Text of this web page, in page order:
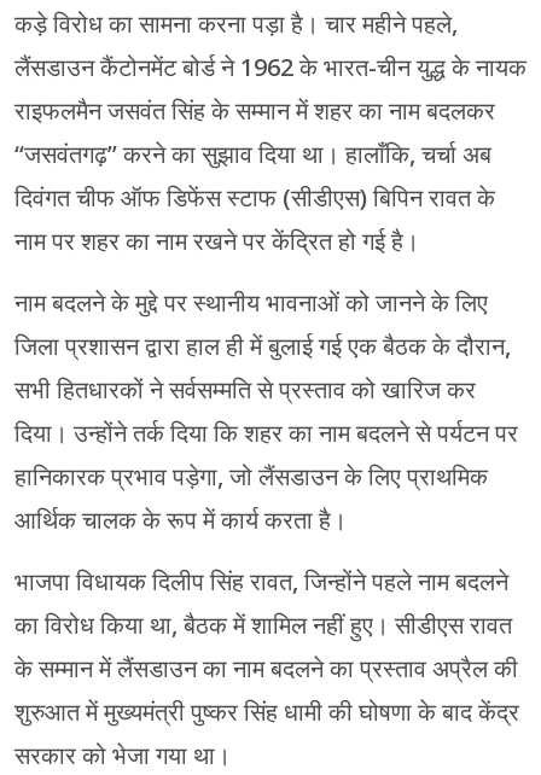
कड़े विरोध का सामना करना पड़ा है। चार महीने पहले,
लैंसडाउन कैंटोनमेंट बोर्ड ने 1962 के भारत-चीन युद्ध के नायक
राइफलमैन जसवंत सिंह के सम्मान में शहर का नाम बदलकर
“जसवंतगढ़” करने का सुझाव दिया था। हालाँकि, चर्चा अब
दिवंगत चीफ ऑफ डिफेंस स्टाफ (सीडीएस) बिपिन रावत के
नाम पर शहर का नाम रखने पर केंद्रित हो गई है।
नाम बदलने के मुद्दे पर स्थानीय भावनाओं को जानने के लिए
जिला प्रशासन द्वारा हाल ही में बुलाई गई एक बैठक के दौरान,
सभी हितधारकों ने सर्वसम्मति से प्रस्ताव को खारिज कर
दिया। उन्होंने तर्क दिया कि शहर का नाम बदलने से पर्यटन पर
हानिकारक प्रभाव पड़ेगा, जो लैंसडाउन के लिए प्राथमिक
आर्थिक चालक के रूप में कार्य करता है।
भाजपा विधायक दिलीप सिंह रावत, जिन्होंने पहले नाम बदलने
का विरोध किया था, बैठक में शामिल नहीं हुए। सीडीएस रावत
के सम्मान में लैंसडाउन का नाम बदलने का प्रस्ताव अप्रैल की
शुरुआत में मुख्यमंत्री पुष्कर सिंह धामी की घोषणा के बाद केंद्र
सरकार को भेजा गया था।